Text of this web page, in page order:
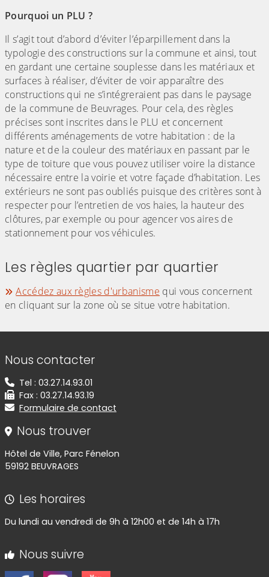
Pourquoi un PLU ?
Il s’agit tout d’abord d’éviter l’éparpillement dans la
typologie des constructions sur la commune et ainsi, tout
en gardant une certaine souplesse dans les matériaux et
surfaces à réaliser, d’éviter de voir apparaître des
constructions qui ne s’intégreraient pas dans le paysage
de la commune de Beuvrages. Pour cela, des règles
précises sont inscrites dans le PLU et concernent
différents aménagements de votre habitation : de la
nature et de la couleur des matériaux en passant par le
type de toiture que vous pouvez utiliser voire la distance
nécessaire entre la voirie et votre façade d’habitation. Les
extérieurs ne sont pas oubliés puisque des critères sont à
respecter pour l’entretien de vos haies, la hauteur des
clôtures, par exemple ou pour agencer vos aires de
stationnement pour vos véhicules.
Les règles quartier par quartier
Accédez aux règles d'urbanisme qui vous concernent
en cliquant sur la zone où se situe votre habitation.
Informations de contact
Nous contacter
Tel : 03.27.14.93.01
Fax : 03.27.14.93.19
Formulaire de contact
Nous trouver
Hôtel de Ville, Parc Fénelon
59192 BEUVRAGES
Les horaires
Du lundi au vendredi de 9h à 12h00 et de 14h à 17h
Nous suivre